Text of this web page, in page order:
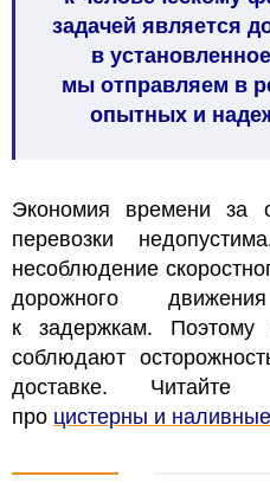
задачей является
в
мы отправляем в
опытных и
Экономия времени за
перевозки
несоблюдение
дорожного
к задержкам. Поэтому
соблюдают
доставке. Читайте
про цистерны и